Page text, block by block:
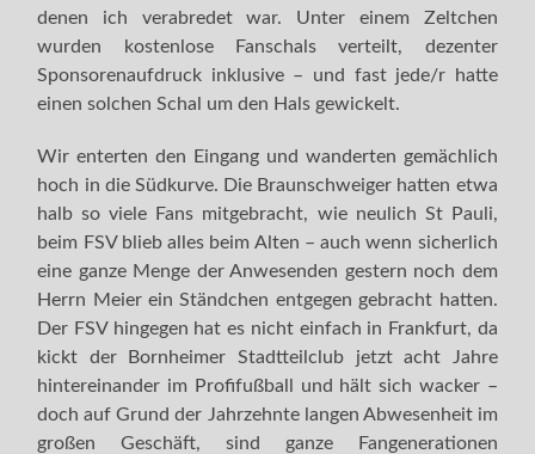
denen ich verabredet war. Unter einem Zeltchen
wurden kostenlose Fanschals verteilt, dezenter
Sponsorenaufdruck inklusive – und fast jede/r hatte
einen solchen Schal um den Hals gewickelt.
Wir enterten den Eingang und wanderten gemächlich
hoch in die Südkurve. Die Braunschweiger hatten etwa
halb so viele Fans mitgebracht, wie neulich St Pauli,
beim FSV blieb alles beim Alten – auch wenn sicherlich
eine ganze Menge der Anwesenden gestern noch dem
Herrn Meier ein Ständchen entgegen gebracht hatten.
Der FSV hingegen hat es nicht einfach in Frankfurt, da
kickt der Bornheimer Stadtteilclub jetzt acht Jahre
hintereinander im Profifußball und hält sich wacker –
doch auf Grund der Jahrzehnte langen Abwesenheit im
großen Geschäft, sind ganze Fangenerationen